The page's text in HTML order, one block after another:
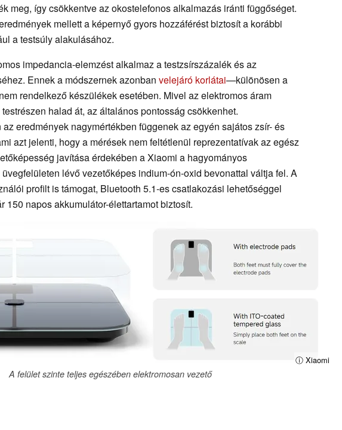
meg, így csökkentve az okostelefonos alkalmazás iránti függőséget.
mellett a képernyő gyors hozzáférést biztosít a korábbi
a testsúly alakulásához.
impedancia-elemzést alkalmaz a testzsírszázalék és az
Ennek a módszernek azonban velejáró korlátai—különösen a
rendelkező készülékek esetében. Mivel az elektromos áram
halad át, az általános pontosság csökkenhet.
eredmények nagymértékben függenek az egyén sajátos zsír- és
azt jelenti, hogy a mérések nem feltétlenül reprezentatívak az egész
javítása érdekében a Xiaomi a hagyományos
lévő vezetőképes indium-ón-oxid bevonattal váltja fel. A
profilt is támogat, Bluetooth 5.1-es csatlakozási lehetőséggel
150 napos akkumulátor-élettartamot biztosít.
ⓘ Xiaomi
A felület szinte teljes egészében elektromosan vezető